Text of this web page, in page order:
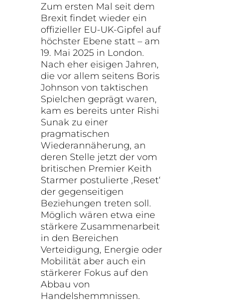
Zum ersten Mal seit dem
Brexit findet wieder ein
offizieller EU-UK-Gipfel auf
höchster Ebene statt – am
19. Mai 2025 in London.
Nach eher eisigen Jahren,
die vor allem seitens Boris
Johnson von taktischen
Spielchen geprägt waren,
kam es bereits unter Rishi
Sunak zu einer
pragmatischen
Wiederannäherung, an
deren Stelle jetzt der vom
britischen Premier Keith
Starmer postulierte ‚Reset‘
der gegenseitigen
Beziehungen treten soll.
Möglich wären etwa eine
stärkere Zusammenarbeit
in den Bereichen
Verteidigung, Energie oder
Mobilität aber auch ein
stärkerer Fokus auf den
Abbau von
Handelshemmnissen.